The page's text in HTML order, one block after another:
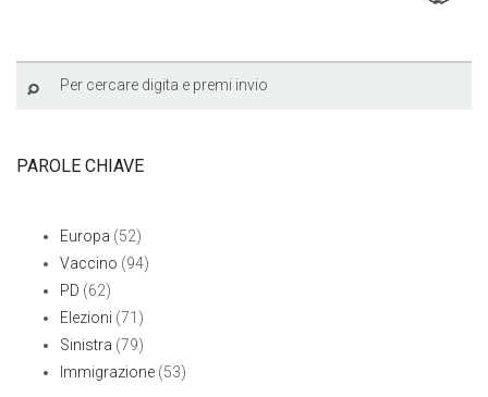
PAROLE CHIAVE
Europa (52)
Vaccino (94)
PD (62)
Elezioni (71)
Sinistra (79)
Immigrazione (53)